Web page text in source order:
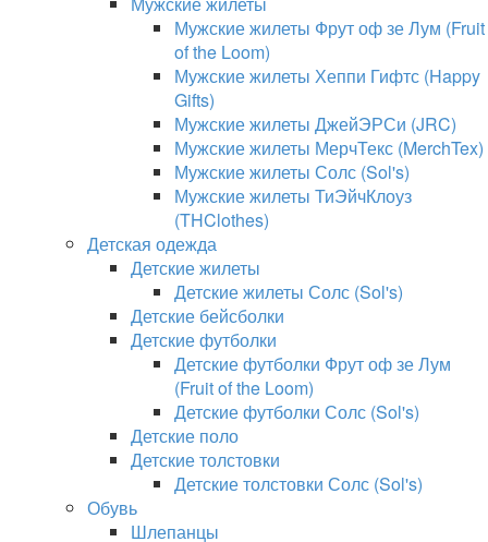
Мужские жилеты Фрут оф зе Лум (Fruit
of the Loom)
Мужские жилеты Хеппи Гифтс (Happy
Gifts)
Мужские жилеты ДжейЭРСи (JRC)
Мужские жилеты МерчТекс (MerchTex)
Мужские жилеты Солс (Sol's)
Мужские жилеты ТиЭйчКлоуз
(THClothes)
Детская одежда
Детские жилеты
Детские жилеты Солс (Sol's)
Детские бейсболки
Детские футболки
Детские футболки Фрут оф зе Лум
(Fruit of the Loom)
Детские футболки Солс (Sol's)
Детские поло
Детские толстовки
Детские толстовки Солс (Sol's)
Обувь
Шлепанцы